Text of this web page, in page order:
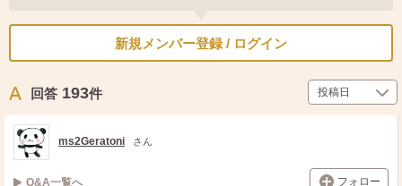
新規メンバー登録 / ログイン
回答 193件
ms2Geratoni さん
Q&A一覧へ フォロー